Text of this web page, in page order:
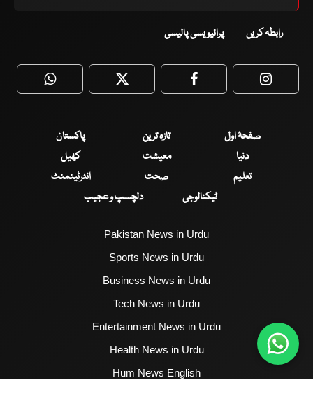
رابطہ کریں پرائیویسی پالیسی
WhatsApp Twitter Facebook
صفحۂ اول تازہ ترین
پاکستان
دنیا
معیشت
کھیل
تعلیم
صحت
انٹرٹینمنٹ
ٹیکنالوجی
دلچسپ و عجیب
Pakistan News in Urdu
Sports News in Urdu
Business News in Urdu
Tech News in Urdu
Entertainment News in Urdu
Health News in Urdu
Hum News English